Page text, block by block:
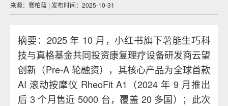
来源：赛柏蓝 | 发布时间：2025-10-31
摘要：2025 年 10 月，小红书旗下薯能生巧科
技与真格基金共同投资康复理疗设备研发商云望
创新（Pre-A 轮融资），其核心产品为全球首款
AI 滚动按摩仪 RheoFit A1（2024 年 9 月推出
后 3 个月售近 5000 台，覆盖 20 多国）；此次